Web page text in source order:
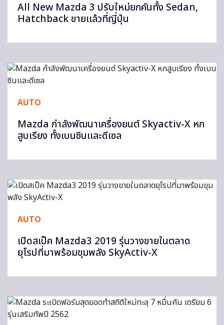
All New Mazda 3 ปรับใหม่ยกคันทั้ง Sedan,
Hatchback ขายเเล้วที่ญี่ปุ่น
AUTO
Mazda กำลังพัฒนาเครื่องยนต์ Skyactiv-X หก
สูบเรียง ทั้งเบนซินเเละดีเซล
AUTO
เปิดสเป็ค Mazda3 2019 รุ่นวางขายในตลาด
ยุโรปที่มาพร้อมขุมพลัง SkyActiv-X